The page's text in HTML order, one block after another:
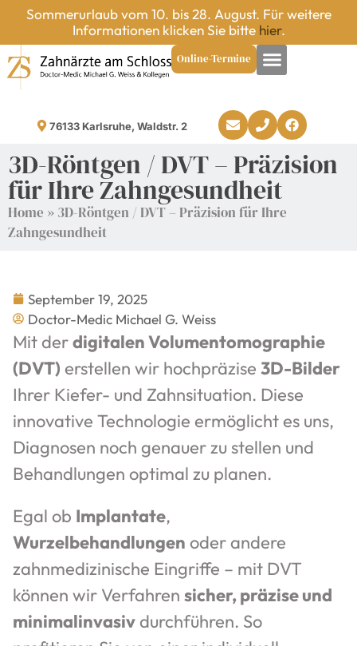
Sommerurlaub vom 10. bis 28. August. Für weitere
Informationen klicken Sie bitte hier.
Online-Termine
76133 Karlsruhe, Waldstr. 2
3D-Röntgen / DVT – Präzision
für Ihre Zahngesundheit
Home » 3D-Röntgen / DVT – Präzision für Ihre
Zahngesundheit
September 19, 2025
Doctor-Medic Michael G. Weiss
Mit derdigitalen Volumentomographie
(DVT) erstellen wir hochpräzise 3D-Bilder
Ihrer Kiefer- und Zahnsituation. Diese
innovative Technologie ermöglicht es uns,
Diagnosen noch genauer zu stellen und
Behandlungen optimal zu planen.
Egal ob Implantate,
Wurzelbehandlungen oder andere
zahnmedizinische Eingriffe – mit DVT
können wir Verfahren sicher, präzise und
minimalinvasiv durchführen. So